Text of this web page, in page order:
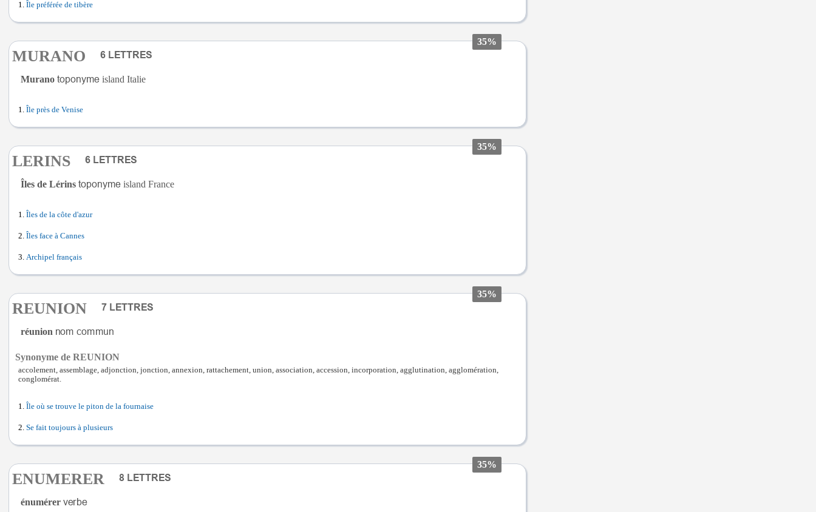
Île préférée de tibère
35%
MURANO
Murano island Italie
Île près de Venise
35%
LERINS
Îles de Lérins island France
Îles de la côte d'azur
Îles face à Cannes
Archipel français
35%
REUNION
réunion
Synonyme de REUNION
accolement, assemblage, adjonction, jonction, annexion, rattachement, union, association, accession, incorporation, agglutination, agglomération,
conglomérat.
Île où se trouve le piton de la fournaise
Se fait toujours à plusieurs
35%
ENUMERER
énumérer